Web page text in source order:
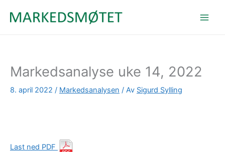
Markedsanalyse uke 14, 2022
8. april 2022 / Markedsanalysen / Av Sigurd Sylling
Last ned PDF